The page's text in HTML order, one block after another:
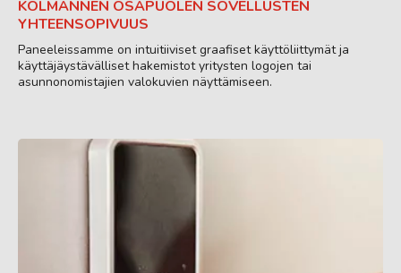
KOLMANNEN OSAPUOLEN SOVELLUSTEN
YHTEENSOPIVUUS
Paneeleissamme on intuitiiviset graafiset käyttöliittymät ja
käyttäjäystävälliset hakemistot yritysten logojen tai
asunnonomistajien valokuvien näyttämiseen.